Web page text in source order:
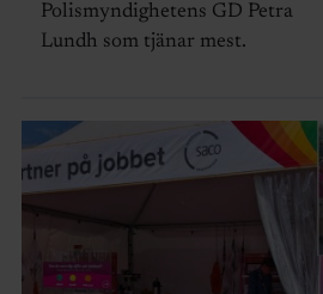
Polismyndighetens GD Petra
Lundh som tjänar mest.